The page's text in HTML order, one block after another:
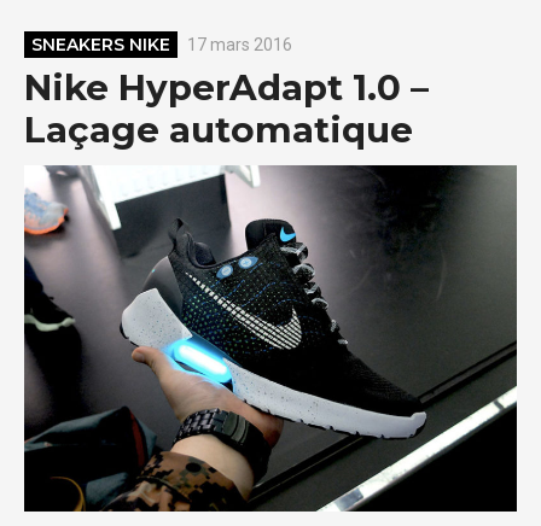
SNEAKERS NIKE 17 mars 2016
Nike HyperAdapt 1.0 –
Laçage automatique